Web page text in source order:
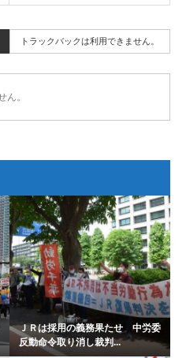
トラックバックは利用できません。
ん。
ＪＲは採用の義務果たせ 中労委
反動命令取り消し裁判...